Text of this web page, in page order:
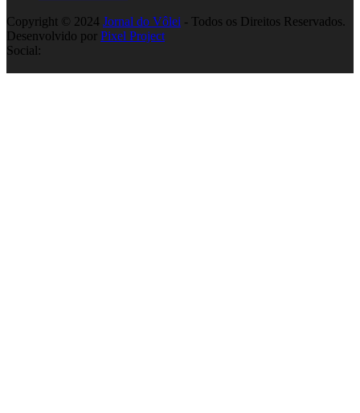
Copyright © 2024 Jornal do Vôlei - Todos os Direitos Reservados.
Desenvolvido por Pixel Project
Social: